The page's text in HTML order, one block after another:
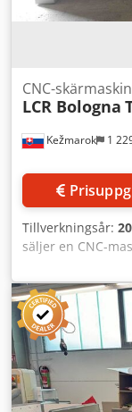
Kežmarok 1
CNC-
LCR Bologna
Tillverkningsår:
säljer en CNC-
Maskinen är i
för produktion.
Rjr